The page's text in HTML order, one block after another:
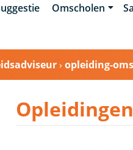
Omscholen
› opleiding-